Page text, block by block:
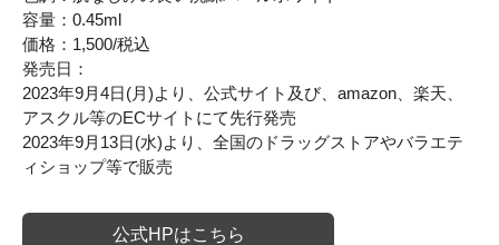
容量：0.45ml
価格：1,500/税込
発売日：
2023年9月4日(月)より、公式サイト及び、amazon、楽天、
アスクル等のECサイトにて先行発売
2023年9月13日(水)より、全国のドラッグストアやバラエテ
ィショップ等で販売
公式HPはこちら